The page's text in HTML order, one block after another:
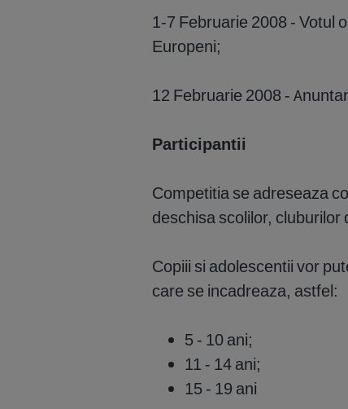
1-7 Februarie 2008 - Votul
Europeni;
12 Februarie 2008 -
Participantii
Competitia se adreseaza
deschisa scolilor,
Copiii si adolescentii vor
care se incadreaza, astfel:
5 - 10 ani;
11 - 14 ani;
15 - 19 ani